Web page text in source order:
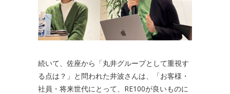
続いて、佐座から「丸井グループとして重視す
る点は？」と問われた井波さんは、「お客様・
社員・将来世代にとって、RE100が良いものに